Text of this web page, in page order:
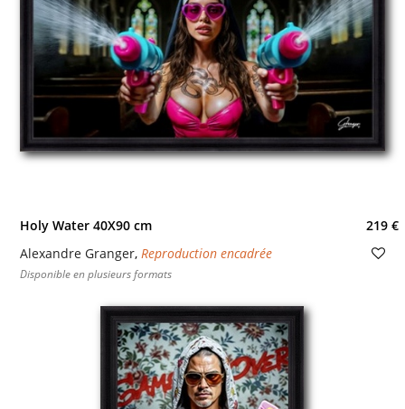
Holy Water 40X90 cm
219 €
Alexandre Granger, Reproduction encadrée
Disponible en plusieurs formats